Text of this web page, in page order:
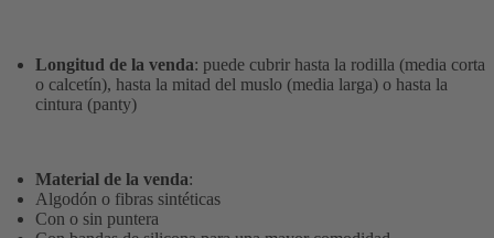
Longitud de la venda: puede cubrir hasta la rodilla (media corta
o calcetín), hasta la mitad del muslo (media larga) o hasta la
cintura (panty)
Material de la venda:
Algodón o fibras sintéticas
Con o sin puntera